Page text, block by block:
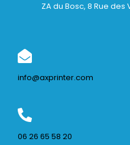
ZA du Bosc, 8 Rue
info@axprinter.com
06 26 65 58 20